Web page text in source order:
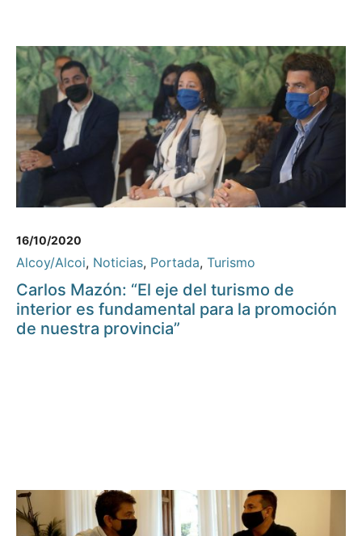
16/10/2020
Alcoy/Alcoi, Noticias, Portada, Turismo
Carlos Mazón: “El eje del turismo de
interior es fundamental para la promoción
de nuestra provincia”